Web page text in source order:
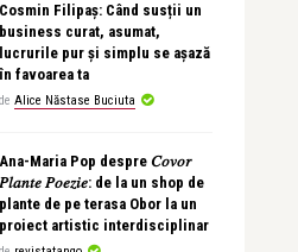
Cosmin Filipaș: Când susții un
business curat, asumat,
lucrurile pur și simplu se așază
în favoarea ta
de Alice Năstase Buciuta
Ana-Maria Pop despre 𝐶𝑜𝑣𝑜𝑟
𝑃𝑙𝑎𝑛𝑡𝑒 𝑃𝑜𝑒𝑧𝑖𝑒: de la un shop de
plante de pe terasa Obor la un
proiect artistic interdisciplinar